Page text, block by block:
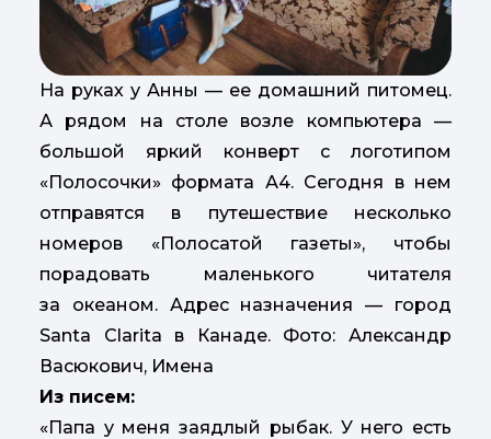
На руках у Анны — ее домашний питомец.
А рядом на столе возле компьютера —
большой яркий конверт с логотипом
«Полосочки» формата А4. Сегодня в нем
отправятся в путешествие несколько
номеров «Полосатой газеты», чтобы
порадовать маленького читателя
за океаном. Адрес назначения — город
Santa Clarita в Канаде. Фото: Александр
Васюкович, Имена
Из писем:
«Папа у меня заядлый рыбак. У него есть